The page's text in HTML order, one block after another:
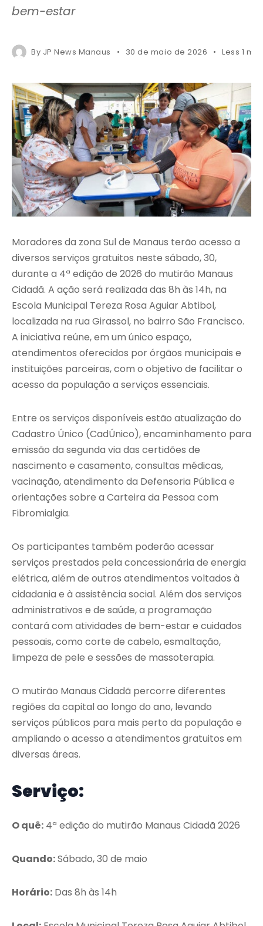
bem-estar
By JP News Manaus 30 de maio de 2026 Less 1
Moradores da zona Sul de Manaus terão acesso a
diversos serviços gratuitos neste sábado, 30,
durante a 4ª edição de 2026 do mutirão Manaus
Cidadã. A ação será realizada das 8h às 14h, na
Escola Municipal Tereza Rosa Aguiar Abtibol,
localizada na rua Girassol, no bairro São Francisco.
A iniciativa reúne, em um único espaço,
atendimentos oferecidos por órgãos municipais e
instituições parceiras, com o objetivo de facilitar o
acesso da população a serviços essenciais.
Entre os serviços disponíveis estão atualização do
Cadastro Único (CadÚnico), encaminhamento para
emissão da segunda via das certidões de
nascimento e casamento, consultas médicas,
vacinação, atendimento da Defensoria Pública e
orientações sobre a Carteira da Pessoa com
Fibromialgia.
Os participantes também poderão acessar
serviços prestados pela concessionária de energia
elétrica, além de outros atendimentos voltados à
cidadania e à assistência social. Além dos serviços
administrativos e de saúde, a programação
contará com atividades de bem-estar e cuidados
pessoais, como corte de cabelo, esmaltação,
limpeza de pele e sessões de massoterapia.
O mutirão Manaus Cidadã percorre diferentes
regiões da capital ao longo do ano, levando
serviços públicos para mais perto da população e
ampliando o acesso a atendimentos gratuitos em
diversas áreas.
Serviço:
O quê: 4ª edição do mutirão Manaus Cidadã 2026
Quando:Sábado, 30 de maio
Horário: Das 8h às 14h